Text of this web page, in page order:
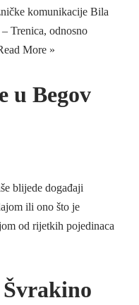
komunikacije Bila
Trenica, odnosno
More »
u Begov
blijede događaji
ili ono što je
od rijetkih pojedinaca